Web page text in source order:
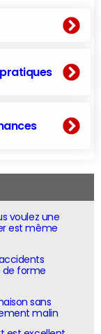
pratiques
voulez une
est même
de forme
sans
malin